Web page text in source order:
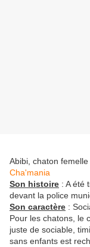
Abibi, chaton
Cha'mania
Son histoire : A été
devant la police
Son caractère :
Pour les chatons, le
juste de sociable,
sans enfants est